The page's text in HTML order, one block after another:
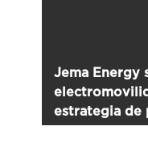
Jema Energy
estrategia de